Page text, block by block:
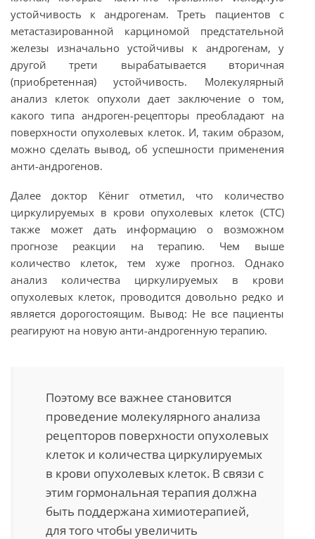
устойчивость к андрогенам. Треть пациентов с
метастазированной карциномой предстательной
железы изначально устойчивы к андрогенам, у
другой трети вырабатывается вторичная
(приобретенная) устойчивость. Молекулярный
анализ клеток опухоли дает заключение о том,
какого типа андроген-рецепторы преобладают на
поверхности опухолевых клеток. И, таким образом,
можно сделать вывод, об успешности применения
анти-андрогенов.
Далее доктор Кёниг отметил, что количество
циркулируемых в крови опухолевых клеток (СТС)
также может дать информацию о возможном
прогнозе реакции на терапию. Чем выше
количество клеток, тем хуже прогноз. Однако
анализ количества циркулируемых в крови
опухолевых клеток, проводится довольно редко и
является дорогостоящим. Вывод: Не все пациенты
реагируют на новую анти-андрогенную терапию.
Поэтому все важнее становится
проведение молекулярного анализа
рецепторов поверхности опухолевых
клеток и количества циркулируемых
в крови опухолевых клеток. В связи с
этим гормональная терапия должна
быть поддержана химиотерапией,
для того чтобы увеличить